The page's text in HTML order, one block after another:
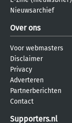
Nieuwsarchief
Over ons
Voor webmasters
Disclaimer
Privacy
Adverteren
Partnerberichten
Contact
Supporters.nl